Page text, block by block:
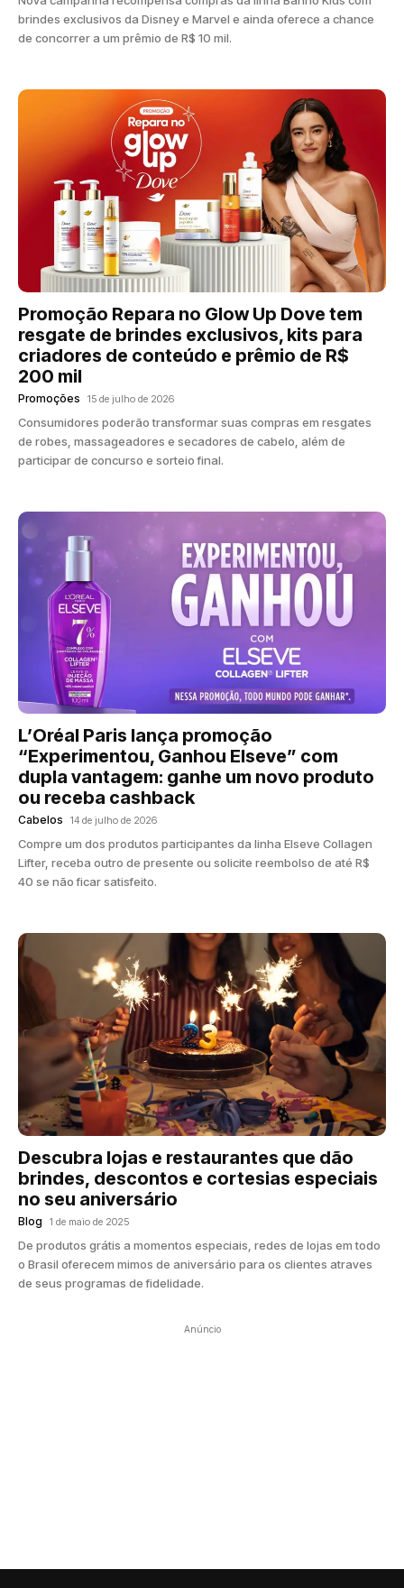
brindes exclusivos da Disney e Marvel e ainda oferece a chance
de concorrer a um prêmio de R$ 10 mil.
Promoção Repara no Glow Up Dove tem
resgate de brindes exclusivos, kits para
criadores de conteúdo e prêmio de R$
200 mil
Promoções 15 de julho de 2026
Consumidores poderão transformar suas compras em resgates
de robes, massageadores e secadores de cabelo, além de
participar de concurso e sorteio final.
L’Oréal Paris lança promoção
“Experimentou, Ganhou Elseve” com
dupla vantagem: ganhe um novo produto
ou receba cashback
Cabelos 14 de julho de 2026
Compre um dos produtos participantes da linha Elseve Collagen
Lifter, receba outro de presente ou solicite reembolso de até R$
40 se não ficar satisfeito.
Descubra lojas e restaurantes que dão
brindes, descontos e cortesias especiais
no seu aniversário
Blog 1 de maio de 2025
De produtos grátis a momentos especiais, redes de lojas em todo
o Brasil oferecem mimos de aniversário para os clientes atraves
de seus programas de fidelidade.
Anúncio